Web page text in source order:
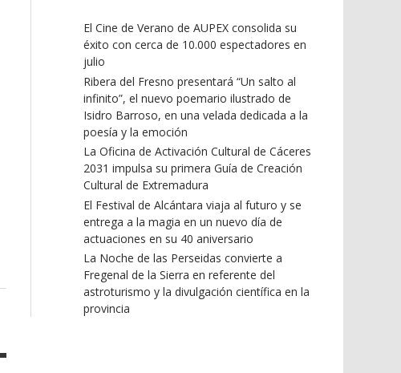
El Cine de Verano de AUPEX consolida su
éxito con cerca de 10.000 espectadores en
julio
Ribera del Fresno presentará “Un salto al
infinito”, el nuevo poemario ilustrado de
Isidro Barroso, en una velada dedicada a la
poesía y la emoción
La Oficina de Activación Cultural de Cáceres
2031 impulsa su primera Guía de Creación
Cultural de Extremadura
El Festival de Alcántara viaja al futuro y se
entrega a la magia en un nuevo día de
actuaciones en su 40 aniversario
La Noche de las Perseidas convierte a
Fregenal de la Sierra en referente del
astroturismo y la divulgación científica en la
provincia